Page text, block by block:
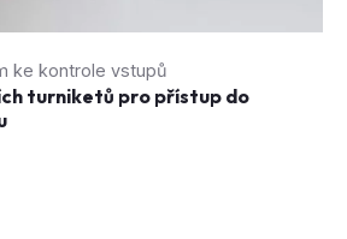
ke kontrole vstupů
turniketů pro přístup do